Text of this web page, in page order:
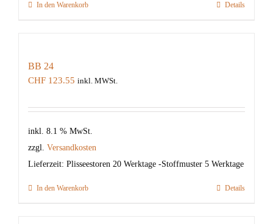
In den Warenkorb Details
BB 24
CHF 123.55 inkl. MWSt.
inkl. 8.1 % MwSt.
zzgl. Versandkosten
Lieferzeit: Plisseestoren 20 Werktage -Stoffmuster 5 Werktage
In den Warenkorb Details